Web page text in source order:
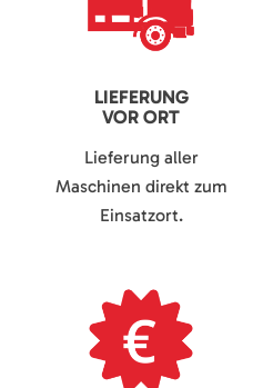
LIEFERUNG
VOR ORT
Lieferung aller
Maschinen direkt zum
Einsatzort.